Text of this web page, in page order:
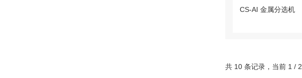
共 10 条记录，当前 1 /